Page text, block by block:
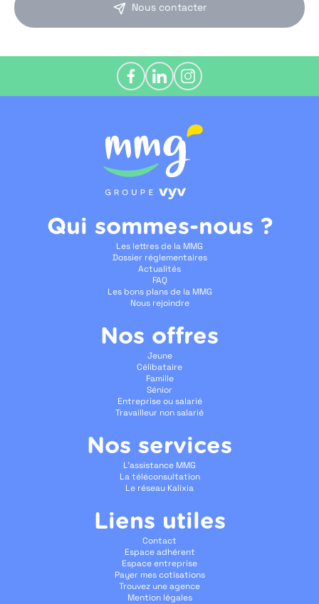
Nous contacter
Qui sommes-nous ?
Les lettres de la MMG
Dossier réglementaires
Actualités
FAQ
Les bons plans de la MMG
Nous rejoindre
Nos offres
Jeune
Célibataire
Famille
Sénior
Entreprise ou salarié
Travailleur non salarié
Nos services
L'assistance MMG
La téléconsultation
Le réseau Kalixia
Liens utiles
Contact
Espace adhérent
Espace entreprise
Payer mes cotisations
Trouvez une agence
Mention légales